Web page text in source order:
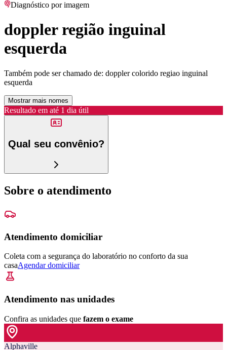
Diagnóstico por imagem
doppler região inguinal
esquerda
Também pode ser chamado de: doppler colorido regiao inguinal
esquerda
Mostrar mais nomes
Resultado em até 1 dia útil
Qual seu convênio?
Sobre o atendimento
Atendimento domiciliar
Coleta com a segurança do laboratório no conforto da sua
casaAgendar domiciliar
Atendimento nas unidades
Confira as unidades que fazem o exame
Alphaville